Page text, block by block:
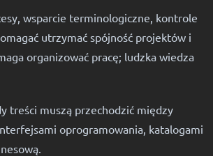
wsparcie terminologiczne, kontrole
utrzymać spójność projektów i
organizować pracę; ludzka wiedza
treści muszą przechodzić między
oprogramowania, katalogami